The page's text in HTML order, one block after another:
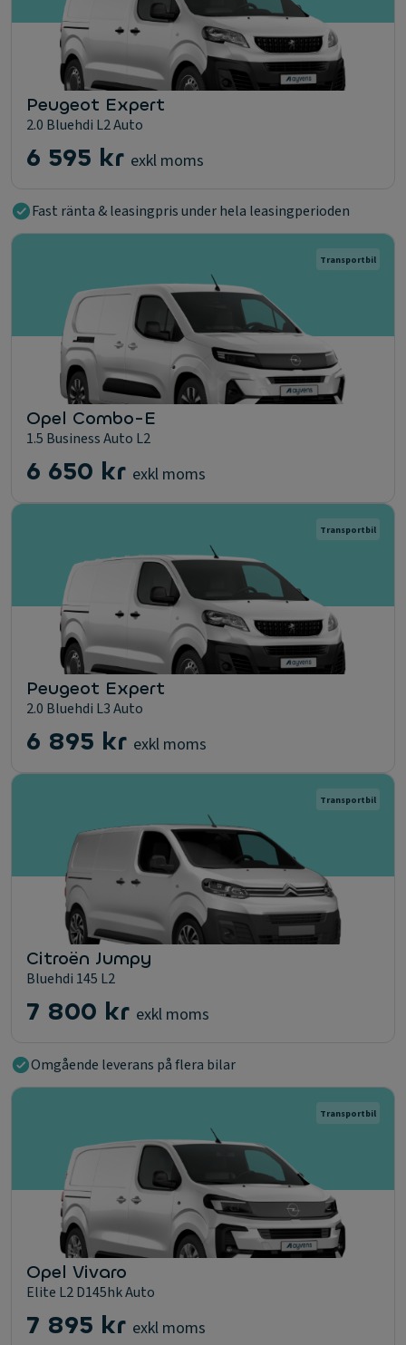
Peugeot Expert
2.0 Bluehdi L2 Auto
6 595 kr exkl moms
Fast ränta & leasingpris under hela leasingperioden
Transportbil
Opel Combo-E
1.5 Business Auto L2
6 650 kr exkl moms
Transportbil
Peugeot Expert
2.0 Bluehdi L3 Auto
6 895 kr exkl moms
Transportbil
Citroën Jumpy
Bluehdi 145 L2
7 800 kr exkl moms
Omgående leverans på flera bilar
Transportbil
Opel Vivaro
Elite L2 D145hk Auto
7 895 kr exkl moms